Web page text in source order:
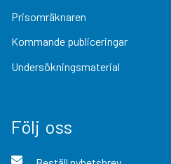
Prisomräknaren
Kommande publiceringar
Undersökningsmaterial
Följ oss